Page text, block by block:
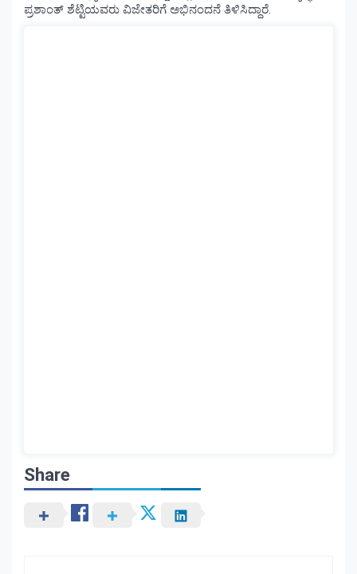
ಪ್ರಶಾಂತ್ ಶೆಟ್ಟಿಯವರು ವಿಜೇತರಿಗೆ ಅಭಿನಂದನೆ ತಿಳಿಸಿದ್ದಾರೆ.
Share